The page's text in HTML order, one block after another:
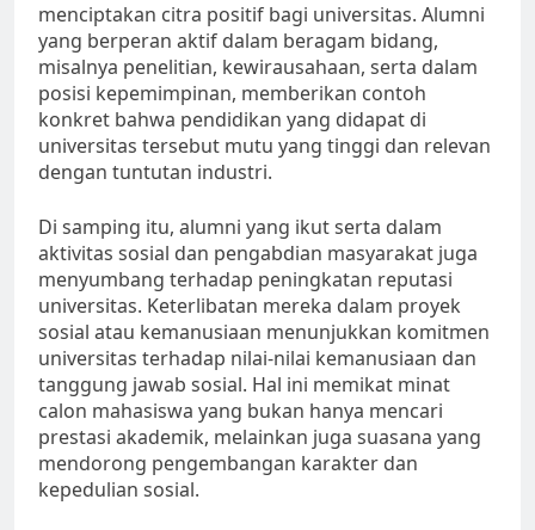
menciptakan citra positif bagi universitas. Alumni
yang berperan aktif dalam beragam bidang,
misalnya penelitian, kewirausahaan, serta dalam
posisi kepemimpinan, memberikan contoh
konkret bahwa pendidikan yang didapat di
universitas tersebut mutu yang tinggi dan relevan
dengan tuntutan industri.
Di samping itu, alumni yang ikut serta dalam
aktivitas sosial dan pengabdian masyarakat juga
menyumbang terhadap peningkatan reputasi
universitas. Keterlibatan mereka dalam proyek
sosial atau kemanusiaan menunjukkan komitmen
universitas terhadap nilai-nilai kemanusiaan dan
tanggung jawab sosial. Hal ini memikat minat
calon mahasiswa yang bukan hanya mencari
prestasi akademik, melainkan juga suasana yang
mendorong pengembangan karakter dan
kepedulian sosial.